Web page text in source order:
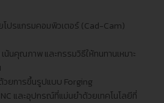
รแกรมคอมพิวเตอร์ (Cad-Cam)
น้นคุณภาพ และกรรมวิธีให้ทนทานเหมาะ
วยการขึ้นรูปแบบ Forging
และอุปกรณ์ที่แม่นยำด้วยเทคโนโลยีที่